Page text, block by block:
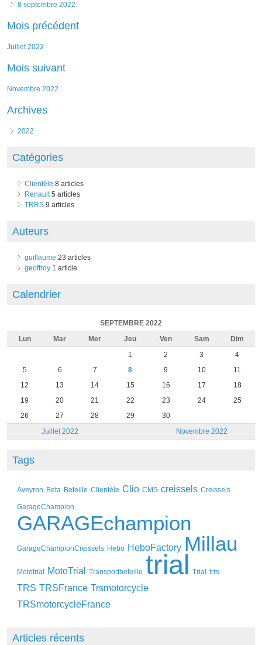
8 septembre 2022
Mois précédent
juillet 2022
Mois suivant
novembre 2022
Archives
2022
Catégories
Clientèle 8 articles
Renault5 articles
TRRS 9 articles
Auteurs
guillaume 23 articles
geoffroy 1 article
Calendrier
SEPTEMBRE 2022
Lun
Mar Mer Jeu Ven Sam Dim
Juillet 2022 Novembre 2022
1 2 3
4
5
6 7 8 9 10
11
12
13 14 15 16 17
18
19
20 21 22 23 24
25
26
27 28 29 30
Tags
Aveyron Beta Beteille Clientèle Clio CMS creissels Creissels
GarageChampion
GARAGEchampion
GarageChampionCreissels Hebo HeboFactory Millau
Mototrial MotoTrial Transportbeteille trial Trial trrs
TRS TRSFrance Trsmotorcycle
TRSmotorcycleFrance
Articles récents